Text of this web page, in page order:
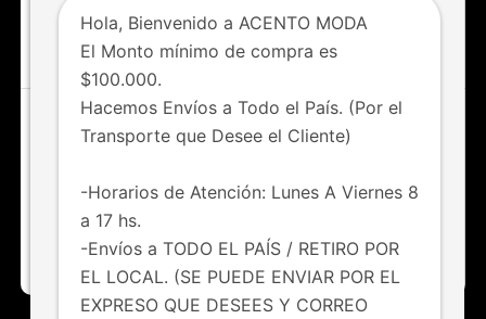
IR AL SHOP
¿Tenés dudas o consultas?
Chateá con nosotros vía whatsapp
Hola, Bienvenido a ACENTO MODA
El Monto mínimo de compra es
$100.000.
Hacemos Envíos a Todo el País. (Por el
Transporte que Desee el Cliente)
-Horarios de Atención: Lunes A Viernes 8
a 17 hs.
-Envíos a TODO EL PAÍS / RETIRO POR
EL LOCAL. (SE PUEDE ENVIAR POR EL
EXPRESO QUE DESEES Y CORREO